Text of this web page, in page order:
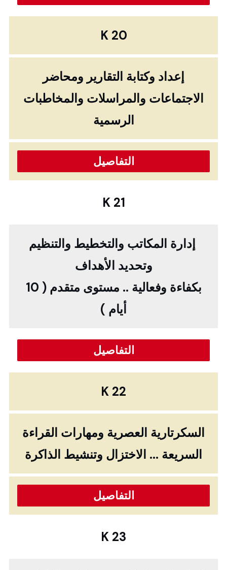
K 20
إعداد وكتابة التقارير ومحاضر
الاجتماعات والمراسلات والمخاطبات
الرسمية
التفاصيل
K 21
إدارة المكاتب والتخطيط والتنظيم
وتحديد الأهداف
بكفاءة وفعالية .. مستوى متقدم ( 10
أيام )
التفاصيل
K 22
السكرتارية العصرية ومهارات القراءة
السريعة ... الاختزال وتنشيط الذاكرة
التفاصيل
K 23